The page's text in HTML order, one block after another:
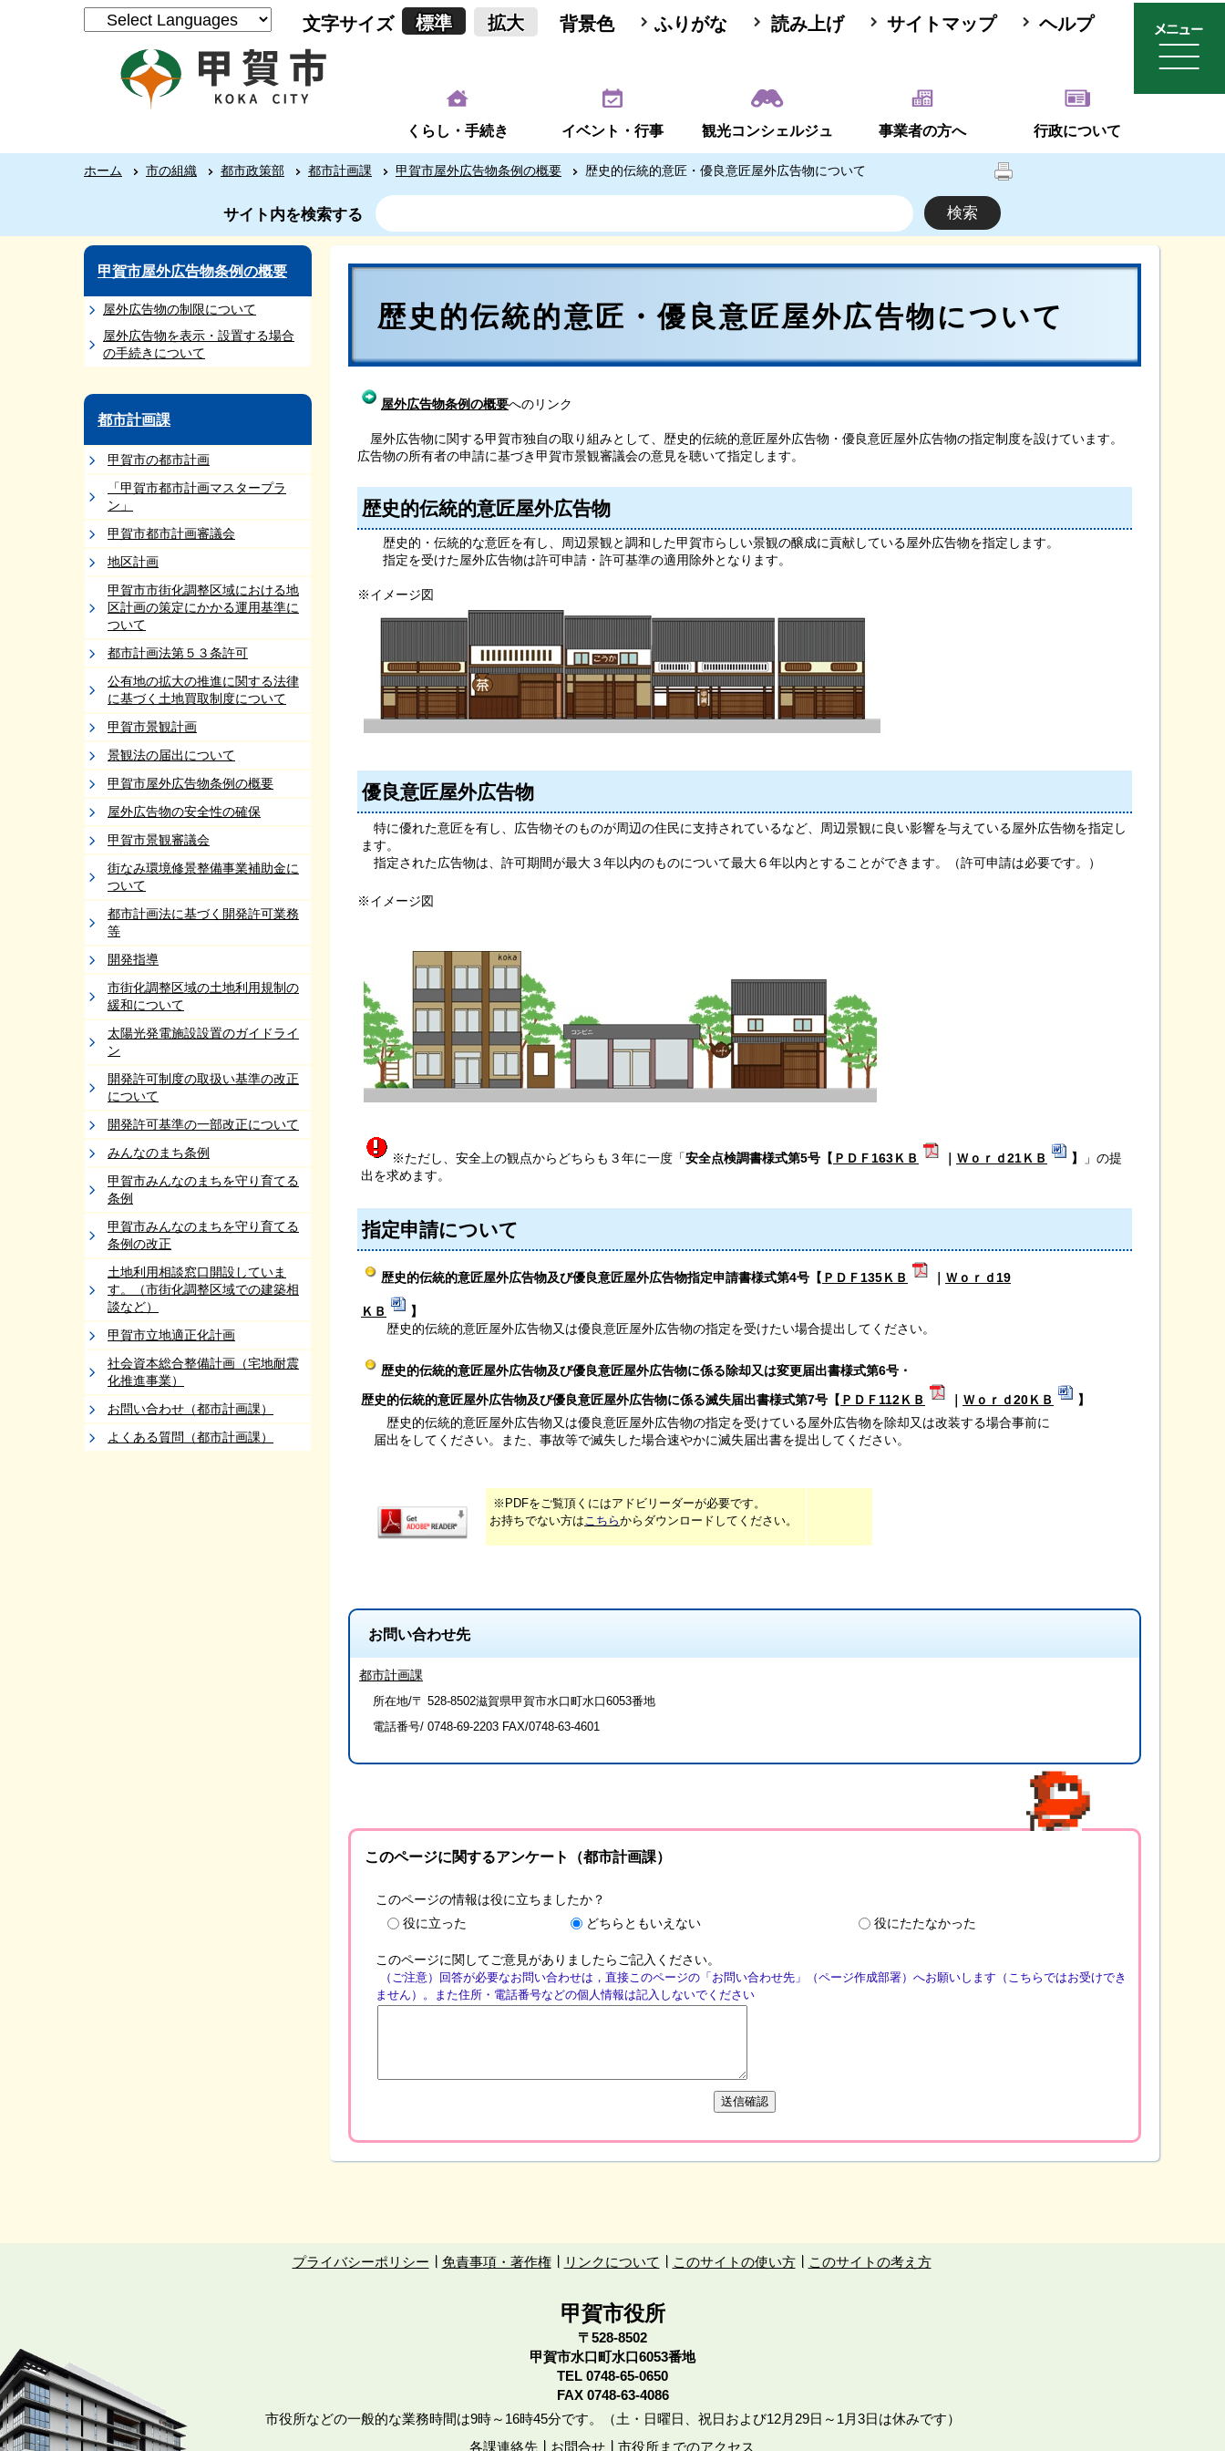
文字サイズ 標準 拡大 背景色 ふりがな 読み上げ サイトマップ ヘルプ
くらし・手続き イベント・行事 観光コンシェルジュ 事業者の方へ 行政について
ホーム 市の組織 都市政策部 都市計画課 甲賀市屋外広告物条例の概要 歴史的伝統的意匠・優良意匠屋外広告物について
サイト内を検索する
甲賀市屋外広告物条例の概要
屋外広告物の制限について
屋外広告物を表示・設置する場合
の手続きについて
都市計画課
甲賀市の都市計画
「甲賀市都市計画マスタープラ
ン」
甲賀市都市計画審議会
地区計画
甲賀市市街化調整区域における地
区計画の策定にかかる運用基準に
ついて
都市計画法第５３条許可
公有地の拡大の推進に関する法律
に基づく土地買取制度について
甲賀市景観計画
景観法の届出について
甲賀市屋外広告物条例の概要
屋外広告物の安全性の確保
甲賀市景観審議会
街なみ環境修景整備事業補助金に
ついて
都市計画法に基づく開発許可業務
等
開発指導
市街化調整区域の土地利用規制の
緩和について
太陽光発電施設設置のガイドライ
ン
開発許可制度の取扱い基準の改正
について
開発許可基準の一部改正について
みんなのまち条例
甲賀市みんなのまちを守り育てる
条例
甲賀市みんなのまちを守り育てる
条例の改正
土地利用相談窓口開設していま
す。（市街化調整区域での建築相
談など）
甲賀市立地適正化計画
社会資本総合整備計画（宅地耐震
化推進事業）
お問い合わせ（都市計画課）
よくある質問（都市計画課）
歴史的伝統的意匠・優良意匠屋外広告物について
屋外広告物条例の概要へのリンク
屋外広告物に関する甲賀市独自の取り組みとして、歴史的伝統的意匠屋外広告物・優良意匠屋外広告物の指定制度を設けています。
広告物の所有者の申請に基づき甲賀市景観審議会の意見を聴いて指定します。
歴史的伝統的意匠屋外広告物
歴史的・伝統的な意匠を有し、周辺景観と調和した甲賀市らしい景観の醸成に貢献している屋外広告物を指定します。
指定を受けた屋外広告物は許可申請・許可基準の適用除外となります。
※イメージ図
優良意匠屋外広告物
特に優れた意匠を有し、広告物そのものが周辺の住民に支持されているなど、周辺景観に良い影響を与えている屋外広告物を指定し
ます。
指定された広告物は、許可期間が最大３年以内のものについて最大６年以内とすることができます。（許可申請は必要です。）
※イメージ図
※ただし、安全上の観点からどちらも３年に一度「安全点検調書様式第5号【 ＰＤＦ163ＫＢ Ｗｏｒｄ21ＫＢ 】
」の提
出を求めます。
指定申請について
歴史的伝統的意匠屋外広告物及び優良意匠屋外広告物指定申請書様式第4号【 ＰＤＦ135ＫＢ Ｗｏｒｄ19
ＫＢ
】
歴史的伝統的意匠屋外広告物又は優良意匠屋外広告物の指定を受けたい場合提出してください。
歴史的伝統的意匠屋外広告物及び優良意匠屋外広告物に係る除却又は変更届出書様式第6号・
歴史的伝統的意匠屋外広告物及び優良意匠屋外広告物に係る滅失届出書様式第7号【 ＰＤＦ112ＫＢ Ｗｏｒｄ20ＫＢ
】
歴史的伝統的意匠屋外広告物又は優良意匠屋外広告物の指定を受けている屋外広告物を除却又は改装する場合事前に
届出をしてください。また、事故等で滅失した場合速やかに滅失届出書を提出してください。
※PDFをご覧頂くにはアドビリーダーが必要です。
お持ちでない方はこちらからダウンロードしてください。
お問い合わせ先
都市計画課
所在地/〒 528-8502滋賀県甲賀市水口町水口6053番地
電話番号/ 0748-69-2203 FAX/0748-63-4601
このページに関するアンケート（都市計画課）
このページの情報は役に立ちましたか？
役に立った
どちらともいえない 役にたたなかった
このページに関してご意見がありましたらご記入ください。
（ご注意）回答が必要なお問い合わせは，直接このページの「お問い合わせ先」（ページ作成部署）へお願いします（こちらではお受けでき
ません）。また住所・電話番号などの個人情報は記入しないでください
プライバシーポリシー 免責事項・著作権 リンクについて このサイトの使い方 このサイトの考え方
甲賀市役所
〒528-8502
甲賀市水口町水口6053番地
TEL 0748-65-0650
FAX 0748-63-4086
市役所などの一般的な業務時間は9時～16時45分です。（土・日曜日、祝日および12月29日～1月3日は休みです）
各課連絡先
お問合せ 市役所までのアクセス